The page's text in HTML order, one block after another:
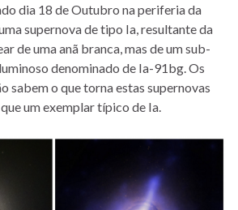
dia 18 de Outubro na periferia da
supernova de tipo Ia, resultante da
de uma anã branca, mas de um sub-
denominado de Ia-91bg. Os
sabem o que torna estas supernovas
um exemplar típico de Ia.